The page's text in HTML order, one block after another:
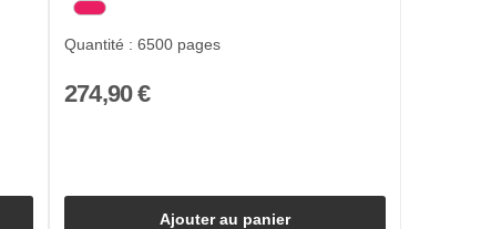
Quantité : 6500 pages
274,90 €
Ajouter au panier